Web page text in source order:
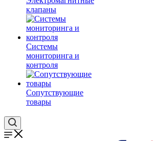
клапаны
Системы
мониторинга и
контроля
Сопутствующие
товары